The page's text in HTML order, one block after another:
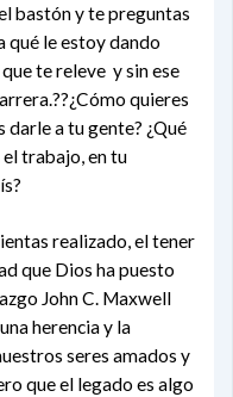
bastón y te preguntas
qué le estoy dando
te releve y sin ese
quieres
a tu gente? ¿Qué
trabajo, en tu
realizado, el tener
que Dios ha puesto
John C. Maxwell
herencia y la
seres amados y
que el legado es algo